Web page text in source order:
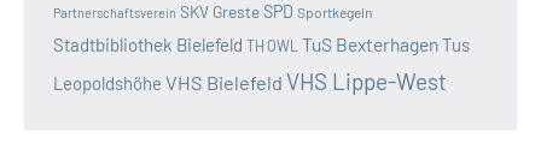
Partnerschaftsverein SKV GresteSPD Sportkegeln
Stadtbibliothek Bielefeld TH OWL TuS BexterhagenTus
Leopoldshöhe VHS Bielefeld VHS Lippe-West